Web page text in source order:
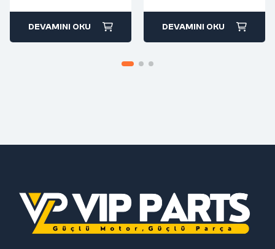
DEVAMINI OKU
DEVAMINI OKU